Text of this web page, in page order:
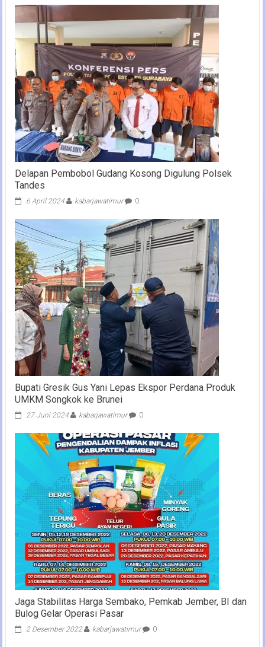
Delapan Pembobol Gudang Kosong Digulung Polsek
Tandes
6 April 2024 kabarjawatimur 0
Bupati Gresik Gus Yani Lepas Ekspor Perdana Produk
UMKM Songkok ke Brunei
27 Juni 2024 kabarjawatimur 0
Jaga Stabilitas Harga Sembako, Pemkab Jember, BI dan
Bulog Gelar Operasi Pasar
2 Desember 2022 kabarjawatimur 0